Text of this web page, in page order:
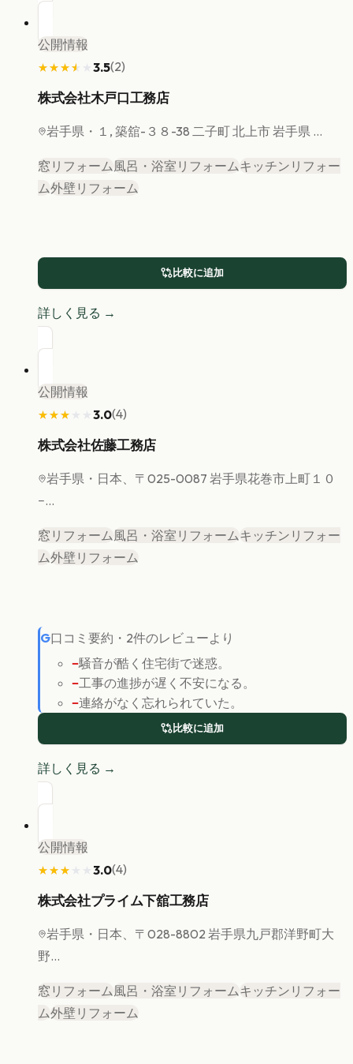
公開情報
★★★★★
★★★★★ 3.5(2)
株式会社木戸口工務店
岩手県 ・１, 築舘-３８-38 二子町 北上市 岩手県 ...
窓リフォーム風呂・浴室リフォームキッチンリフォー
ム外壁リフォーム
比較に追加
詳しく見る →
公開情報
★★★★★
★★★★★ 3.0(4)
株式会社佐藤工務店
岩手県 ・日本、〒025-0087 岩手県花巻市上町１０
−...
窓リフォーム風呂・浴室リフォームキッチンリフォー
ム外壁リフォーム
G口コミ要約 ・ 2件のレビューより
−騒音が酷く住宅街で迷惑。
−工事の進捗が遅く不安になる。
−連絡がなく忘れられていた。
比較に追加
詳しく見る →
公開情報
★★★★★
★★★★★ 3.0(4)
株式会社プライム下舘工務店
岩手県 ・日本、〒028-8802 岩手県九戸郡洋野町大
野...
窓リフォーム風呂・浴室リフォームキッチンリフォー
ム外壁リフォーム